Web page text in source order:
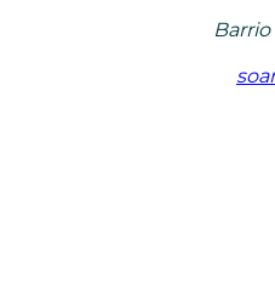
Barrio